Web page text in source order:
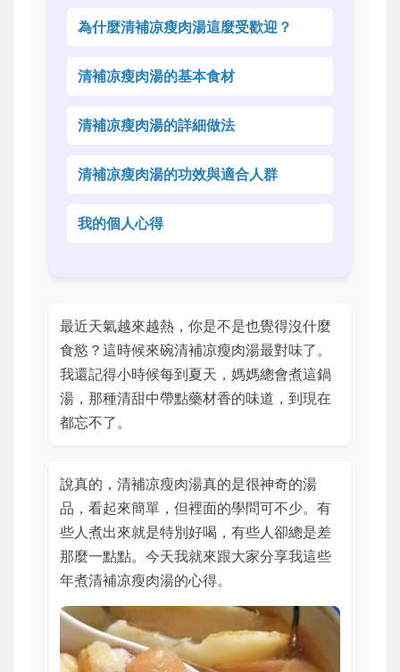
為什麼清補凉瘦肉湯這麼受歡迎？
清補凉瘦肉湯的基本食材
清補凉瘦肉湯的詳細做法
清補凉瘦肉湯的功效與適合人群
我的個人心得
最近天氣越來越熱，你是不是也覺得沒什麼
食慾？這時候來碗清補凉瘦肉湯最對味了。
我還記得小時候每到夏天，媽媽總會煮這鍋
湯，那種清甜中帶點藥材香的味道，到現在
都忘不了。
說真的，清補凉瘦肉湯真的是很神奇的湯
品，看起來簡單，但裡面的學問可不少。有
些人煮出來就是特別好喝，有些人卻總是差
那麼一點點。今天我就來跟大家分享我這些
年煮清補凉瘦肉湯的心得。